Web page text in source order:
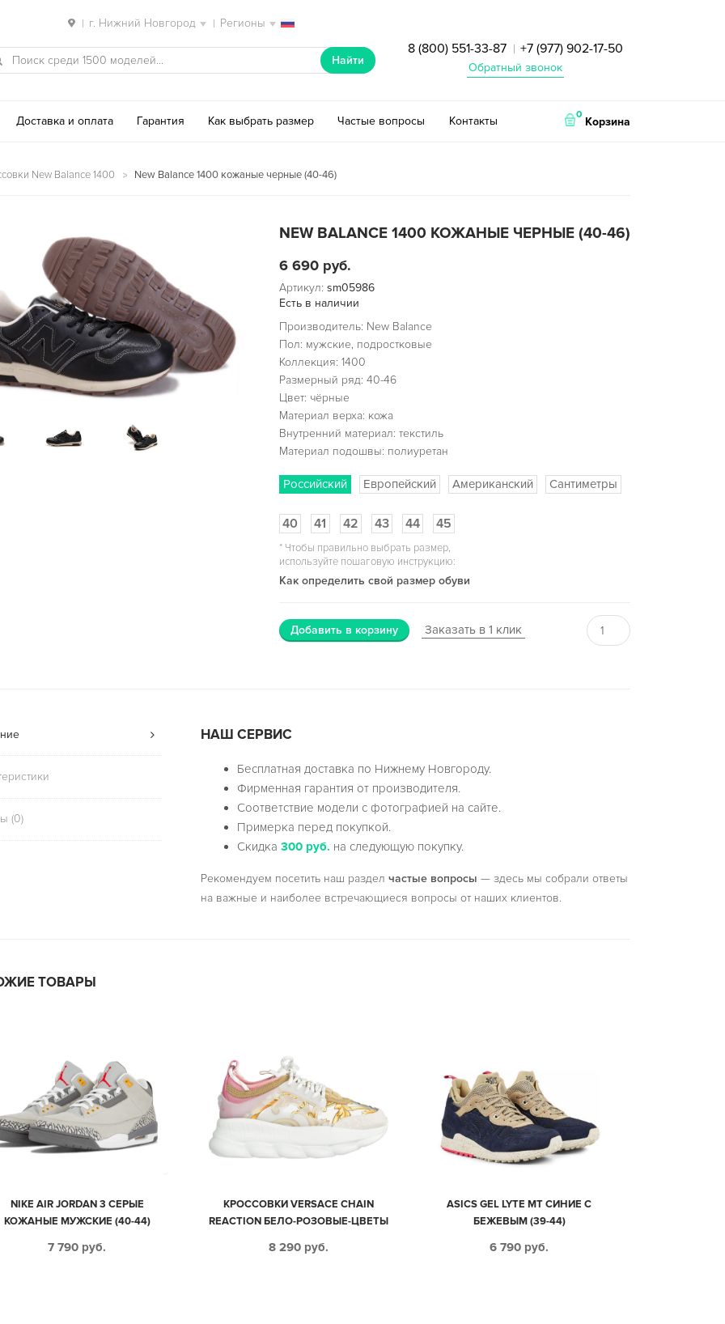
| г. Нижний Новгород | Регионы
Найти
8 (800) 551-33-87 | +7 (977) 902-17-50
Обратный звонок
Доставка и оплата Гарантия Как выбрать размер Частые вопросы Контакты 0
Корзина
New Balance 1400 New Balance 1400 кожаные черные (40-46)
NEW BALANCE 1400 КОЖАНЫЕ ЧЕРНЫЕ (40-46)
6 690 руб.
Артикул: sm05986
Есть в наличии
Производитель: New Balance
Пол: мужские, подростковые
Коллекция: 1400
Размерный ряд: 40-46
Цвет: чёрные
Материал верха: кожа
Внутренний материал: текстиль
Материал подошвы: полиуретан
Российский Европейский Американский Сантиметры
40 41 42 43 44 45
*Чтобы правильно выбрать размер,
используйте пошаговую инструкцию:
Как определить свой размер обуви
Добавить в корзину Заказать в 1 клик
(0)
НАШ СЕРВИС
Бесплатная доставка по Нижнему Новгороду.
Фирменная гарантия от производителя.
Соответствие модели с фотографией на сайте.
Примерка перед покупкой.
Скидка300 руб. на следующую покупку.
Рекомендуем посетить наш разделчастые вопросы — здесь мы собрали ответы
на важные и наиболее встречающиеся вопросы от наших клиентов.
ТОВАРЫ
NIKE AIR JORDAN 3 СЕРЫЕ
КОЖАНЫЕ МУЖСКИЕ (40-44)
7 790 руб.
КРОССОВКИ VERSACE CHAIN
REACTION БЕЛО-РОЗОВЫЕ-ЦВЕТЫ
8 290 руб.
ASICS GEL LYTE MT СИНИЕ С
БЕЖЕВЫМ (39-44)
6 790 руб.